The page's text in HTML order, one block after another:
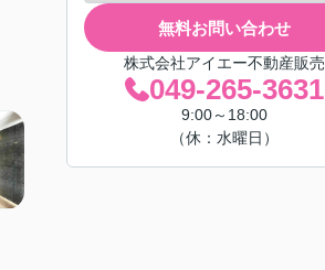
無料お問い合わせ
株式会社アイエー不動産販売
049-265-3631
9:00～18:00
（休：水曜日）